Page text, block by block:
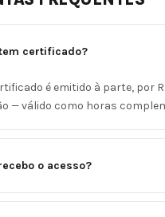
certificado?
é emitido à parte, por
— válido como horas
o acesso?